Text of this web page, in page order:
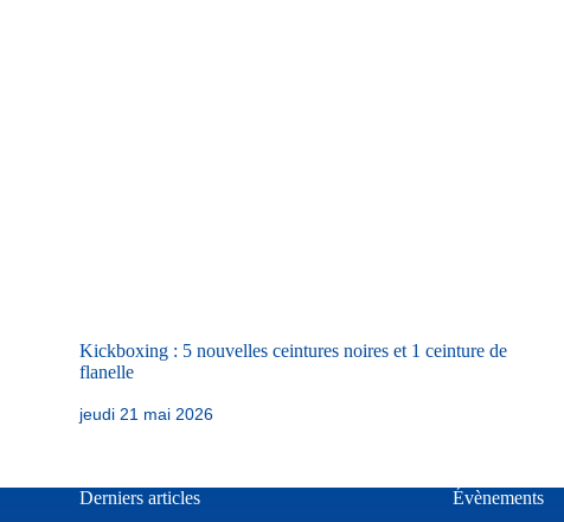
Kickboxing : 5 nouvelles ceintures noires et 1 ceinture de
flanelle
jeudi 21 mai 2026
Derniers articles
Évènements